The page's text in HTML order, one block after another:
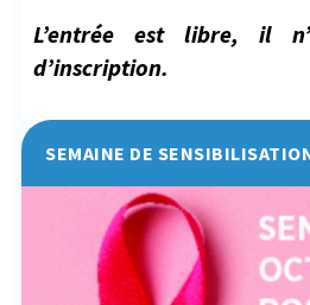
L’entrée est libre, il
d’inscription.
SEMAINE DE